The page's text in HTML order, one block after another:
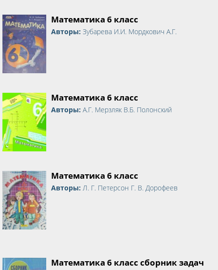
Математика 6 класс
Авторы: Зубарева И.И. Мордкович А.Г.
Математика 6 класс
Авторы: А.Г. Мерзляк В.Б. Полонский
Математика 6 класс
Авторы: Л. Г. Петерсон Г. В. Дорофеев
Математика 6 класс сборник задач